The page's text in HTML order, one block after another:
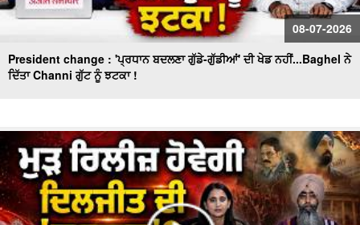
08-07-2026
President change : 'ਪ੍ਰਧਾਨ ਬਦਲਣਾ ਗੁੱਡੇ-ਗੁੱਡੀਆਂ' ਦੀ ਖੇਡ ਨਹੀਂ...Baghel ਨੇ
ਦਿੱਤਾ Channi ਗੁੱਟ ਨੂੰ ਝਟਕਾ !